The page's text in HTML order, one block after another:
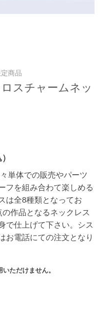
商品
スチャームネッ
単体での販売やパーツ
フを組み合わて楽しめる
は全8種類となってお
作品となるネックレス
で仕上げて下さい。シス
お電話にての注文となり
ただけません。